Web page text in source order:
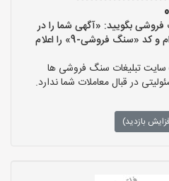
بگویید: «آگهی شما را در
سایت «لیست سنگ» دیده ام و کد «سنگ فروشی-9» را اعلام
تبلیغات سنگ فروشی ها
در قبال معاملات شما ندارد.
بازدید)